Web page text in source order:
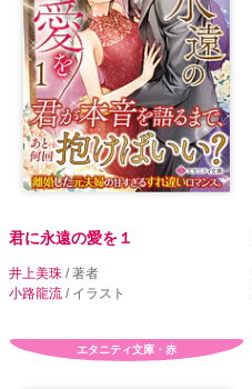
君に永遠の愛を１
井上美珠 / 著者
小路龍流 / イラスト
エタニティ文庫・赤